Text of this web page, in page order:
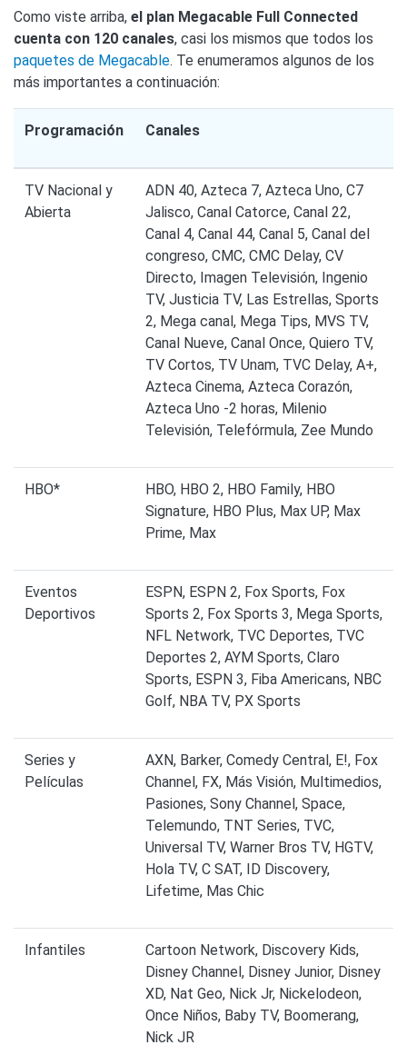
Como viste arriba, el plan Megacable Full Connected
cuenta con 120 canales, casi los mismos que todos los
paquetes de Megacable. Te enumeramos algunos de los
más importantes a continuación:
Programación Canales
TV Nacional y
Abierta
ADN 40, Azteca 7, Azteca Uno, C7
Jalisco, Canal Catorce, Canal 22,
Canal 4, Canal 44, Canal 5, Canal del
congreso, CMC, CMC Delay, CV
Directo, Imagen Televisión, Ingenio
TV, Justicia TV, Las Estrellas, Sports
2, Mega canal, Mega Tips, MVS TV,
Canal Nueve, Canal Once, Quiero TV,
TV Cortos, TV Unam, TVC Delay, A+,
Azteca Cinema, Azteca Corazón,
Azteca Uno -2 horas, Milenio
Televisión, Telefórmula, Zee Mundo
HBO*
HBO, HBO 2, HBO Family, HBO
Signature, HBO Plus, Max UP, Max
Prime, Max
Eventos
Deportivos
ESPN, ESPN 2, Fox Sports, Fox
Sports 2, Fox Sports 3, Mega Sports,
NFL Network, TVC Deportes, TVC
Deportes 2, AYM Sports, Claro
Sports, ESPN 3, Fiba Americans, NBC
Golf, NBA TV, PX Sports
Series y
Películas
AXN, Barker, Comedy Central, E!, Fox
Channel, FX, Más Visión, Multimedios,
Pasiones, Sony Channel, Space,
Telemundo, TNT Series, TVC,
Universal TV, Warner Bros TV, HGTV,
Hola TV, C SAT, ID Discovery,
Lifetime, Mas Chic
Infantiles
Cartoon Network, Discovery Kids,
Disney Channel, Disney Junior, Disney
XD, Nat Geo, Nick Jr, Nickelodeon,
Once Niños, Baby TV, Boomerang,
Nick JR